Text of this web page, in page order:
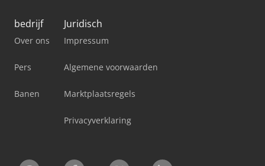
bedrijf
Over ons
Pers
Banen
Juridisch
Impressum
Algemene voorwaarden
Marktplaatsregels
Privacyverklaring